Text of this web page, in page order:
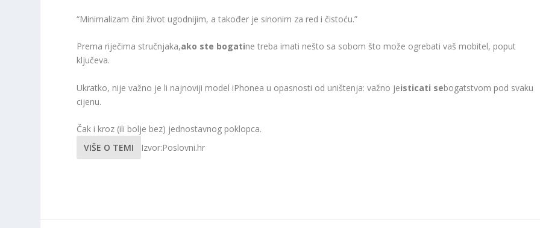
“Minimalizam čini život ugodnijim, a također je sinonim za red i čistoću.”
Prema riječima stručnjaka,ako ste bogatine treba imati nešto sa sobom što može ogrebati vaš mobitel, poput
ključeva.
Ukratko, nije važno je li najnoviji model iPhonea u opasnosti od uništenja: važno jeisticati sebogatstvom pod svaku
cijenu.
Čak i kroz (ili bolje bez) jednostavnog poklopca.
VIŠE O TEMI
Izvor:Poslovni.hr